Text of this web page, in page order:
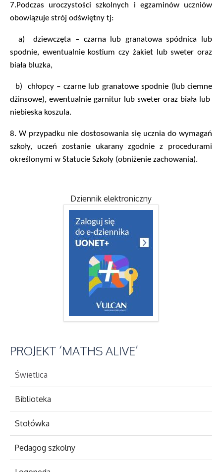
7.Podczas uroczystości szkolnych i egzaminów uczniów
obowiązuje strój odświętny tj:
a)
dziewczęta – czarna lub granatowa spódnica lub
spodnie, ewentualnie kostium czy żakiet lub sweter oraz
biała bluzka,
b)
chłopcy – czarne lub granatowe spodnie (lub ciemne
dżinsowe), ewentualnie garnitur lub sweter oraz biała lub
niebieska koszula.
8. W przypadku nie dostosowania się ucznia do wymagań
szkoły, uczeń zostanie ukarany zgodnie z procedurami
określonymi w Statucie Szkoły (obniżenie zachowania).
Dziennik elektroniczny
PROJEKT ‘MATHS ALIVE’
Świetlica
Biblioteka
Stołówka
Pedagog szkolny